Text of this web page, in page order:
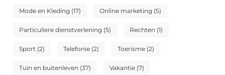
Mode en Kleding (17) Online marketing (5)
Particuliere dienstverlening (5) Rechten (1)
Sport (2) Telefonie (2) Toerisme (2)
Tuin en buitenleven (37) Vakantie (7)